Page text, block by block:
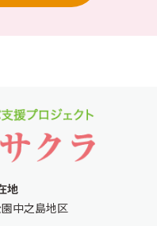
地
中之島地区